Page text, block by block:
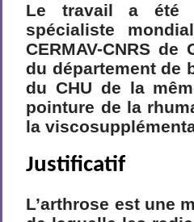
Le travail a été
spécialiste
CERMAV-CNRS
du département de
du CHU de la
pointure de la
la
Justificatif
L’arthrose est une